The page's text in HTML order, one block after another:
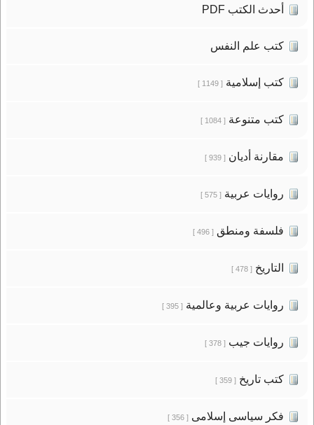
أحدث الكتب PDF
كتب علم النفس
كتب إسلامية[ 1149 ]
كتب متنوعة[ 1084 ]
مقارنة أديان[ 939 ]
روايات عربية[ 575 ]
فلسفة ومنطق[ 496 ]
التاريخ[ 478 ]
روايات عربية وعالمية[ 395 ]
روايات جيب[ 378 ]
كتب تاريخ[ 359 ]
فكر سياسى إسلامى[ 356 ]